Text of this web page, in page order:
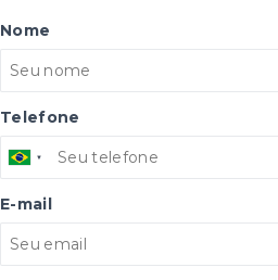
Nome
Telefone
E-mail